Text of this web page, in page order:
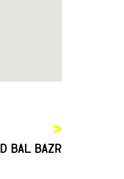
>
BAL BAZR